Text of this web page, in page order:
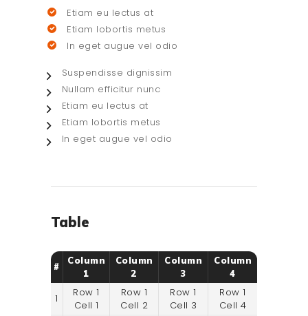
Etiam eu lectus at
Etiam lobortis metus
In eget augue vel odio
Suspendisse dignissim
Nullam efficitur nunc
Etiam eu lectus at
Etiam lobortis metus
In eget augue vel odio
Table
#
Column
1
Column
2
Column
3
Column
4
1
Row 1
Cell 1
Row 1
Cell 2
Row 1
Cell 3
Row 1
Cell 4